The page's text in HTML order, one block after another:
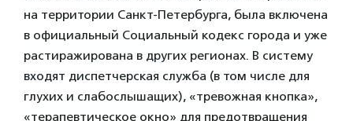
на территории Санкт-Петербурга, была включена
в официальный Социальный кодекс города и уже
растиражирована в других регионах. В систему
входят диспетчерская служба (в том числе для
глухих и слабослышащих), «тревожная кнопка»,
«терапевтическое окно» для предотвращения